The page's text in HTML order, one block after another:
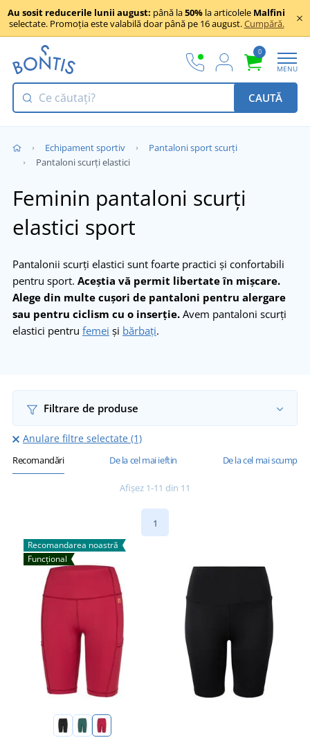
Au sosit reducerile lunii august: până la50% la articolele Malfini
selectate. Promoția este valabilă doar până pe 16 august.Cumpără.
0
MENU
CAUTĂ
Echipament sportiv
Pantaloni sport scurți
Pantaloni scurți elastici
Feminin pantaloni scurți
elastici sport
Pantalonii scurți elastici sunt foarte practici și confortabili
pentru sport. Aceștia vă permit libertate în mișcare.
Alege din multe cușori de pantaloni pentru alergare
sau pentru ciclism cu o inserție. Avem pantaloni scurți
elastici pentru femei și bărbați.
Filtrare de produse
Anulare filtre selectate (1)
Recomandări De la cel mai ieftin De la cel mai scump
Afișez 1-11 din 11
1
Recomandarea noastră
Funcțional